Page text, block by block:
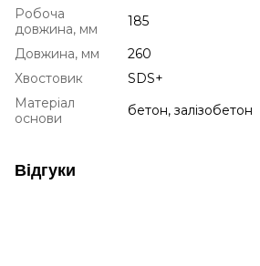
Робоча
довжина, мм
185
Довжина, мм
260
Хвостовик
SDS+
Матеріал
основи
бетон, залізобетон
Відгуки